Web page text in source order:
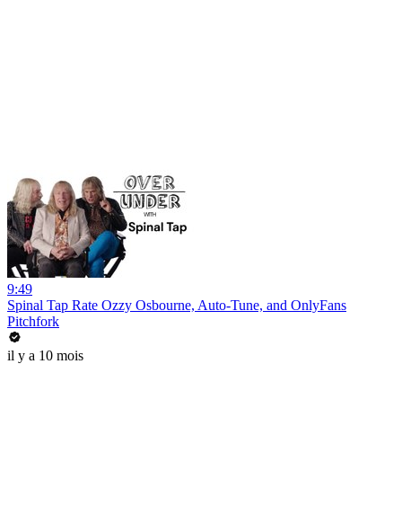
9:49
Spinal Tap Rate Ozzy Osbourne, Auto-Tune, and OnlyFans
Pitchfork
il y a 10 mois